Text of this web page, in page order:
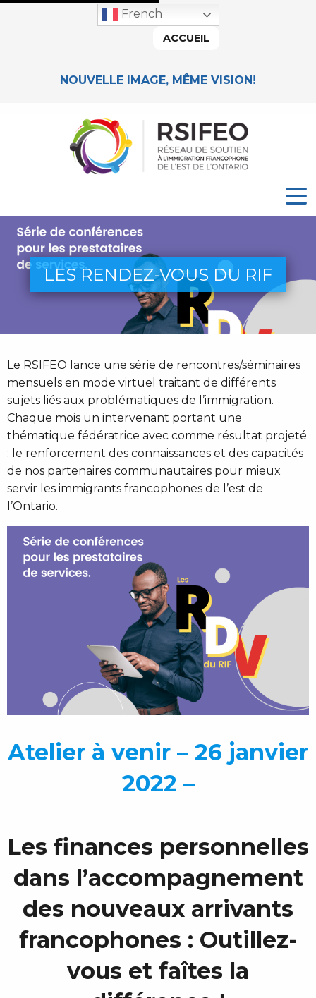
NOUVELLE IMAGE, MÊME VISION!
French
ACCUEIL
LES RENDEZ-VOUS DU RIF
Le RSIFEO lance une série de rencontres/séminaires
mensuels en mode virtuel traitant de différents
sujets liés aux problématiques de l’immigration.
Chaque mois un intervenant portant une
thématique fédératrice avec comme résultat projeté
: le renforcement des connaissances et des capacités
de nos partenaires communautaires pour mieux
servir les immigrants francophones de l’est de
l’Ontario.
Atelier à venir – 26 janvier
2022 –
Les finances personnelles
dans l’accompagnement
des nouveaux arrivants
francophones : Outillez-
vous et faîtes la